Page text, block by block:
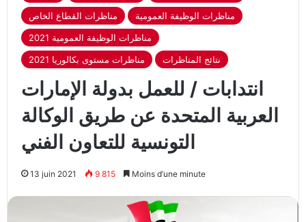
مناظرات القطاع الخاص
مناظرات الوظيفة العمومية
مناظرات الوظيفة العمومية 2021
مناظرات مستوى بكالوريا 2021
نتائج المناظرات
انتدابات / للعمل بدولة الإمارات
العربية المتحدة عن طريق الوكالة
التونسية للتعاون الفني
13 juin 2021 9 815 Moins d’une minute